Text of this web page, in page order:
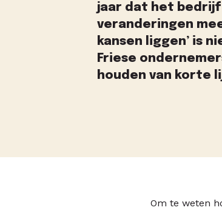
jaar dat het
veranderingen
kansen liggen’ is
Friese
houden van korte
Om te weten